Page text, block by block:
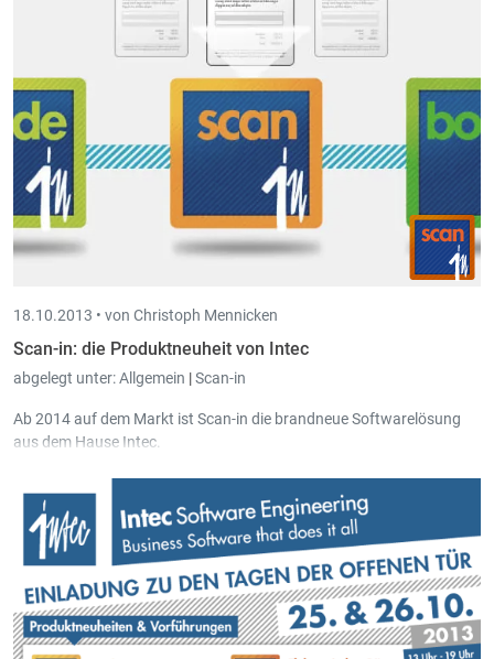
18.10.2013 • von Christoph Mennicken
Scan-in: die Produktneuheit von Intec
abgelegt unter:Allgemein |Scan-in
Ab 2014 auf dem Markt ist Scan-in die brandneue Softwarelösung
aus dem Hause Intec.
Für weitere Informationen zu Scan-in sehen Sie sichdie Webseitean
oder besuchen Sie uns an den Tagen der offenen Tür am 25. und 26.
Oktober 2013 in St. Vith.